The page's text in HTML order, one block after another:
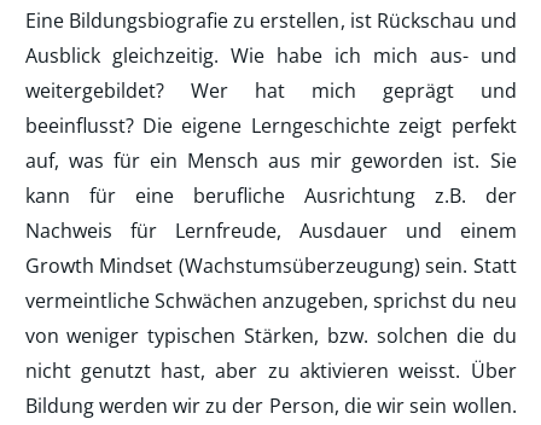
Eine Bildungsbiografie zu erstellen, ist Rückschau und
Ausblick gleichzeitig. Wie habe ich mich aus- und
weitergebildet? Wer hat mich geprägt und
beeinflusst? Die eigene Lerngeschichte zeigt perfekt
auf, was für ein Mensch aus mir geworden ist. Sie
kann für eine berufliche Ausrichtung z.B. der
Nachweis für Lernfreude, Ausdauer und einem
Growth Mindset (Wachstumsüberzeugung) sein. Statt
vermeintliche Schwächen anzugeben, sprichst du neu
von weniger typischen Stärken, bzw. solchen die du
nicht genutzt hast, aber zu aktivieren weisst. Über
Bildung werden wir zu der Person, die wir sein wollen.